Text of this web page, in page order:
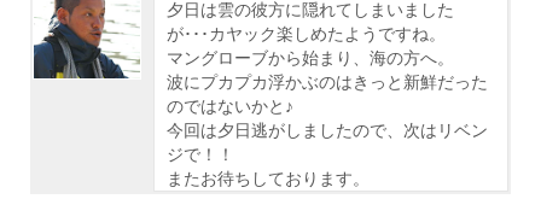
夕日は雲の彼方に隠れてしまいました
が･･･カヤック楽しめたようですね。
マングローブから始まり、海の方へ。
波にプカプカ浮かぶのはきっと新鮮だった
のではないかと♪
今回は夕日逃がしましたので、次はリベン
ジで！！
またお待ちしております。